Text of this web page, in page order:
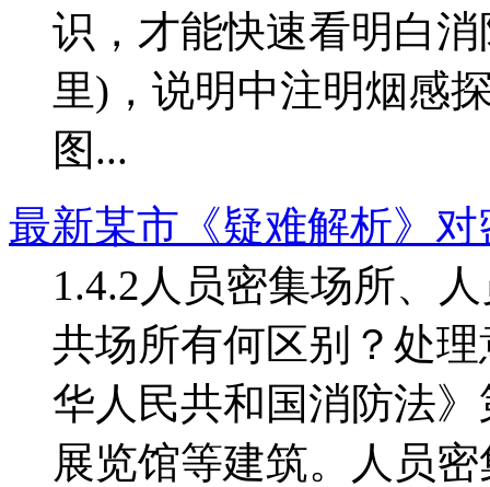
识，才能快速看明白
里)，说明中注明烟感
图...
最新某市《疑难解析》
1.4.2人员密集场所、
共场所有何区别？处
华人民共和国消防法
展览馆等建筑。人员